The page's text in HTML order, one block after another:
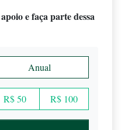
e faça parte dessa
Anual
R$ 50 R$ 100